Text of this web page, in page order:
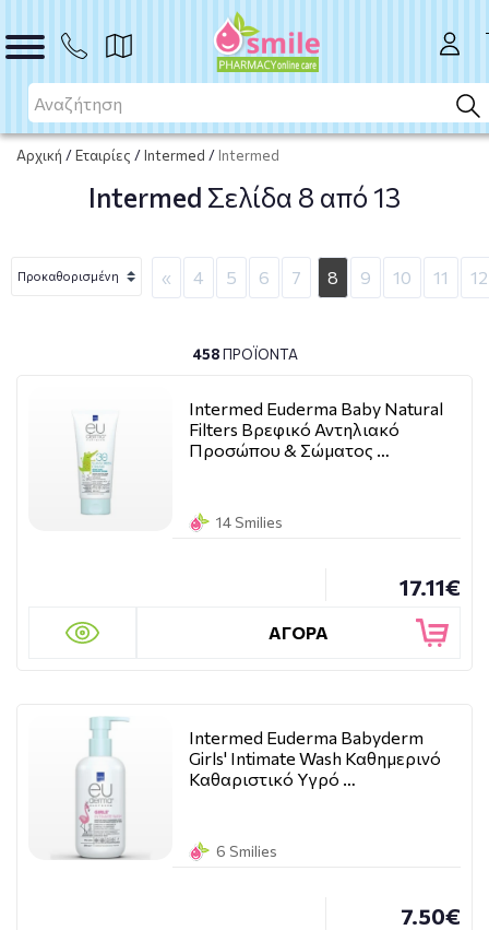
Αρχική /Εταιρίες /Intermed / Intermed
Intermed Σελίδα 8 από 13
« 4 5 6 7 8 9 10 11 12
458ΠΡΟΪΌΝΤΑ
Intermed Euderma Baby Natural
Filters Βρεφικό Αντηλιακό
Προσώπου & Σώματος …
14 Smilies
17.11€
ΑΓΟΡΑ
Intermed Euderma Babyderm
Girls' Intimate Wash Καθημερινό
Καθαριστικό Υγρό …
6 Smilies
7.50€